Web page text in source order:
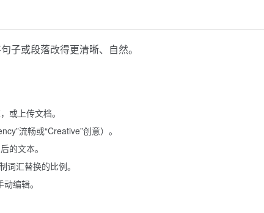
子或段落改得更清晰、自然。
或上传文档。
流畅或“Creative”创意）。
的文本。
词汇替换的比例。
编辑。